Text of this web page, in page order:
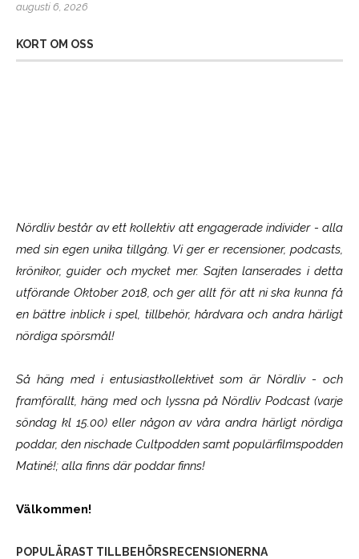
augusti 6, 2026
KORT OM OSS
Nördliv består av ett kollektiv att engagerade individer - alla
med sin egen unika tillgång. Vi ger er recensioner, podcasts,
krönikor, guider och mycket mer. Sajten lanserades i detta
utförande Oktober 2018, och ger allt för att ni ska kunna få
en bättre inblick i spel, tillbehör, hårdvara och andra härligt
nördiga spörsmål!
Så häng med i entusiastkollektivet som ärNördliv- och
framförallt, häng med och lyssna på Nördliv Podcast (varje
söndag kl 15.00) eller någon av våra andra härligt nördiga
poddar, den nischade Cultpodden samt populärfilmspodden
Matiné!; alla finns där poddar finns!
Välkommen!
POPULÄRAST TILLBEHÖRSRECENSIONERNA